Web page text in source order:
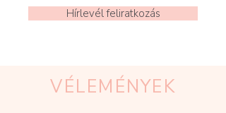
Hírlevél feliratkozás
VÉLEMÉNYEK